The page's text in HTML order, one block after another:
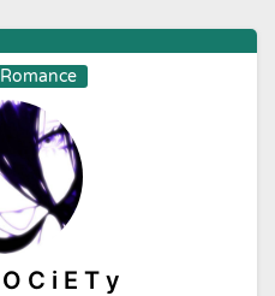
C i E T y